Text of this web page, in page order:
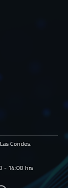
Condes.
- 14:00 hrs